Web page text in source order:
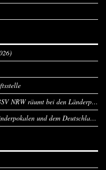
Was für ein Pfingstwochenende! Der BSV NRW räumt bei den Länderpokalen ab
NRW-Auswahlteams siegen bei den Länderpokalen und dem Deutschlandcup an Pfingsten